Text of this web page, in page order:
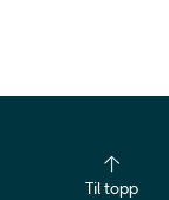
Til topp